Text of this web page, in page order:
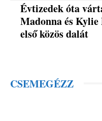
Évtizedek óta
Madonna és
első közös dalát
CSEMEGÉZZ